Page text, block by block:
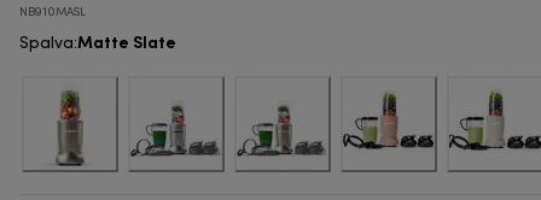
NB910MASL
Spalva:Matte Slate